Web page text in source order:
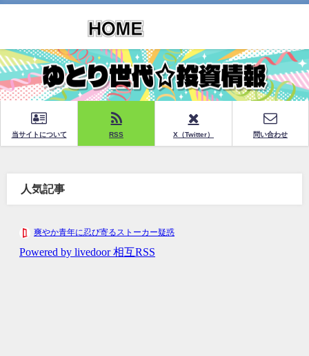
当サイトについて RSS X（Twitter） 問い合わせ
人気記事